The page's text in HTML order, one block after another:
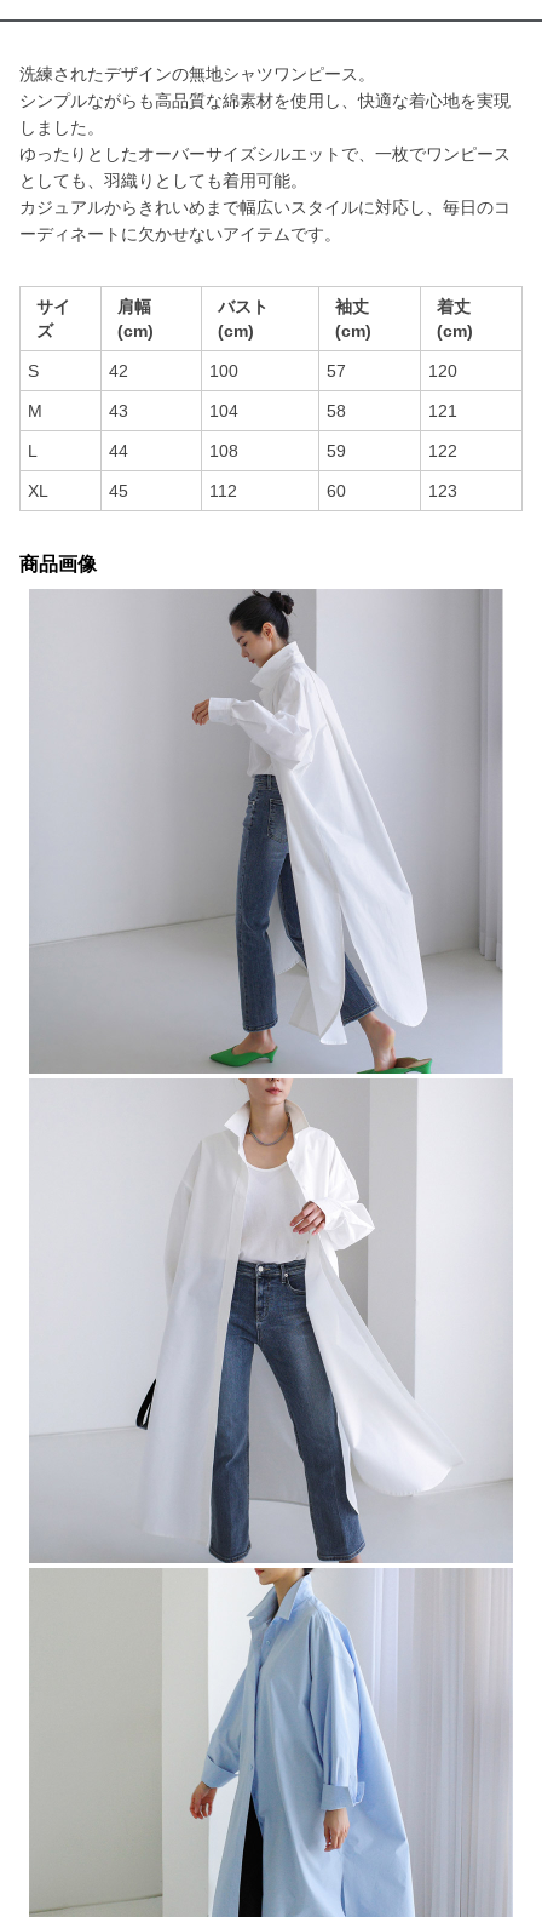
洗練されたデザインの無地シャツワンピース。
シンプルながらも高品質な綿素材を使用し、快適な着心地を実現
しました。
ゆったりとしたオーバーサイズシルエットで、一枚でワンピース
としても、羽織りとしても着用可能。
カジュアルからきれいめまで幅広いスタイルに対応し、毎日のコ
ーディネートに欠かせないアイテムです。
サイ
ズ
肩幅
(cm)
バスト
(cm)
袖丈
(cm)
着丈
(cm)
S 42 100 57 120
M 43 104 58 121
L 44 108 59 122
XL 45 112 60 123
商品画像